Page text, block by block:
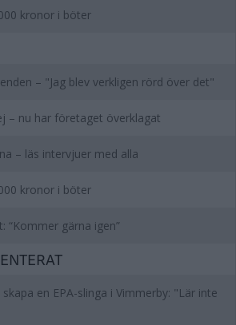
kronor i böter
– "Jag blev verkligen rörd över det"
– nu har företaget överklagat
– läs intervjuer med alla
kronor i böter
“Kommer gärna igen”
en EPA-slinga i Vimmerby: "Lär inte